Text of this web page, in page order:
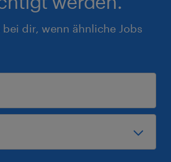
dir, wenn ähnliche Jobs